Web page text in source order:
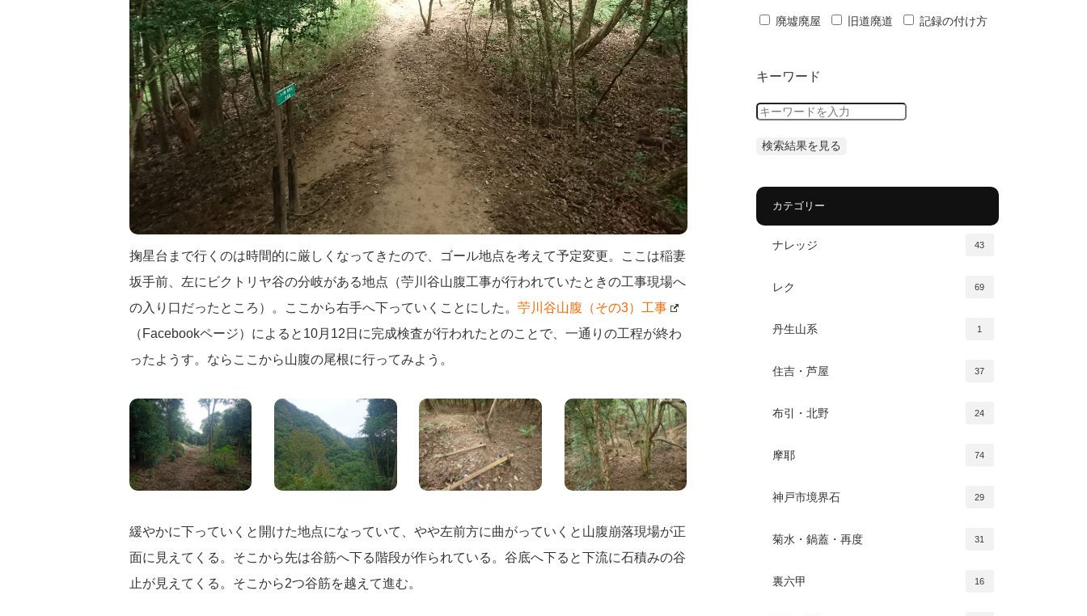
掬星台まで行くのは時間的に厳しくなってきたので、ゴール地点を考えて予定変更。ここは稲妻
坂手前、左にビクトリヤ谷の分岐がある地点（苧川谷山腹工事が行われていたときの工事現場へ
の入り口だったところ）。ここから右手へ下っていくことにした。 苧川谷山腹（その3）工事
（Facebookページ）によると10月12日に完成検査が行われたとのことで、一通りの工程が終わ
ったようす。ならここから山腹の尾根に行ってみよう。
緩やかに下っていくと開けた地点になっていて、やや左前方に曲がっていくと山腹崩落現場が正
面に見えてくる。そこから先は谷筋へ下る階段が作られている。谷底へ下ると下流に石積みの谷
止が見えてくる。そこから2つ谷筋を越えて進む。
廃墟廃屋 旧道廃道 記録の付け方
キーワード
カテゴリー
ナレッジ 43
レク 69
丹生山系 1
住吉・芦屋 37
布引・北野 24
摩耶 74
神戸市境界石 29
菊水・鍋蓋・再度 31
裏六甲 16